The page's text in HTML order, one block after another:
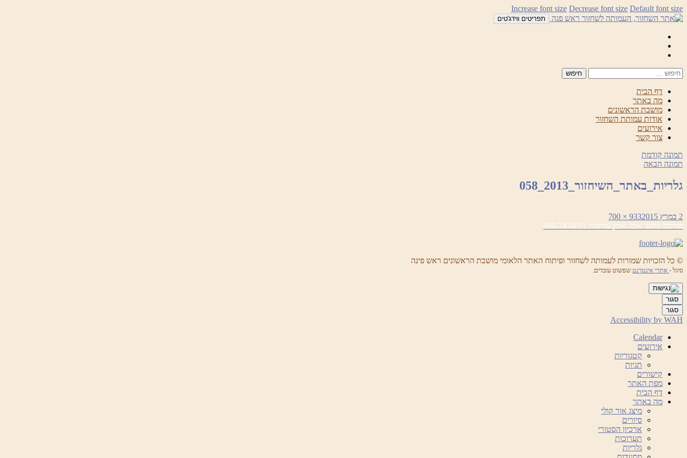
לדלג
לתוכן
Increase font size Decrease font size Default font size
תפריטים ווידג'טים
דף הבית
מה באתר
מושבת הראשונים
אודות עמותת השחזור
אירועים
צור קשר
תמונה קודמת
תמונה הבאה
גלריות_באתר_השיחזור_2013_058
פורסם
בתאריך
2 במרץ 2015
מסך
מלא
933 × 700
ניווט
פורסם ברועי אבגי אומן צורפות 050-7434051
© כל הזכויות שמורות לעמותה לשחזור ופיתוח האתר הלאומי מושבת הראשונים ראש פינה
סיגל - אתרי אינטרנט שפשוט עובדים.
סגור
סגור
Accessibility by WAH
Calendar
אירועים
קטגוריות
תגיות
קישורים
מפת האתר
דף הבית
מה באתר
מיצג אור קולי
סיורים
ארכיון הסטורי
תערוכות
גלריות